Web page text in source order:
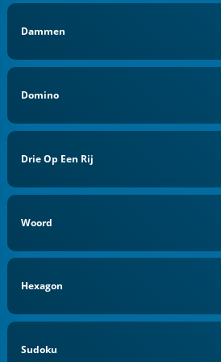
Dammen
Domino
Drie Op Een Rij
Woord
Hexagon
Sudoku